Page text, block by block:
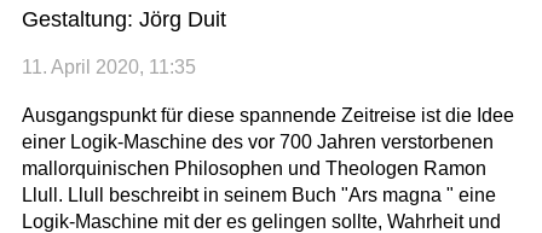
Gestaltung: Jörg Duit
11. April 2020, 11:35
Ausgangspunkt für diese spannende Zeitreise ist die Idee
einer Logik-Maschine des vor 700 Jahren verstorbenen
mallorquinischen Philosophen und Theologen Ramon
Llull. Llull beschreibt in seinem Buch "Ars magna " eine
Logik-Maschine mit der es gelingen sollte, Wahrheit und